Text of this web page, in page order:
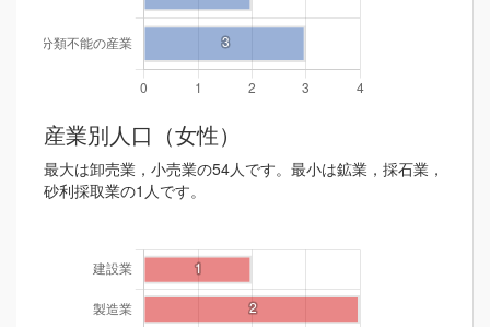
産業別人口（女性）
最大は卸売業，小売業の54人です。最小は鉱業，採石業，
砂利採取業の1人です。